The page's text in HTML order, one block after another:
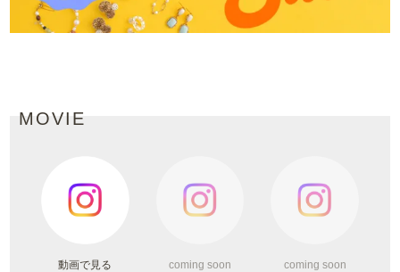
MOVIE
動画で見る coming soon coming soon